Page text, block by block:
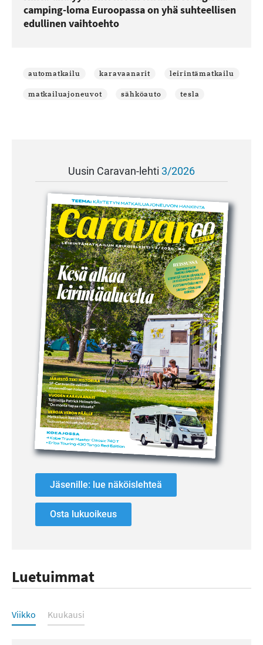
camping-loma Euroopassa on yhä suhteellisen
edullinen vaihtoehto
automatkailu karavaanarit leirintämatkailu
matkailuajoneuvot sähköauto tesla
Uusin Caravan-lehti 3/2026
Jäsenille: lue näköislehteä
Osta lukuoikeus
Luetuimmat
Luetuimmat
Viikko Kuukausi